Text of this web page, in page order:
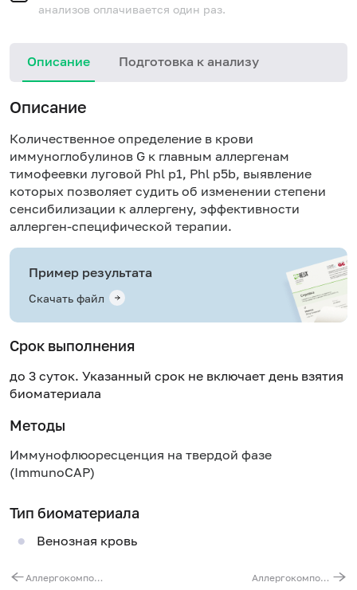
анализов оплачивается один раз.
Описание Подготовка к анализу
Описание
Количественное определение в крови
иммуноглобулинов G к главным аллергенам
тимофеевки луговой Phl p1, Phl p5b, выявление
которых позволяет судить об изменении степени
сенсибилизации к аллергену, эффективности
аллерген-специфической терапии.
Пример результата
Скачать файл
Срок выполнения
до 3 суток. Указанный срок не включает день взятия
биоматериала
Методы
Иммунофлюоресценция на твердой фазе
(ImmunoCAP)
Тип биоматериала
Венозная кровь
Аллергокомпонент t215 - берёза rBet v1 PR-10, IgG (ImmunoCAP) Аллергокомпонент w230 - амброзия nAmb a1, IgG (ImmunoCAP)